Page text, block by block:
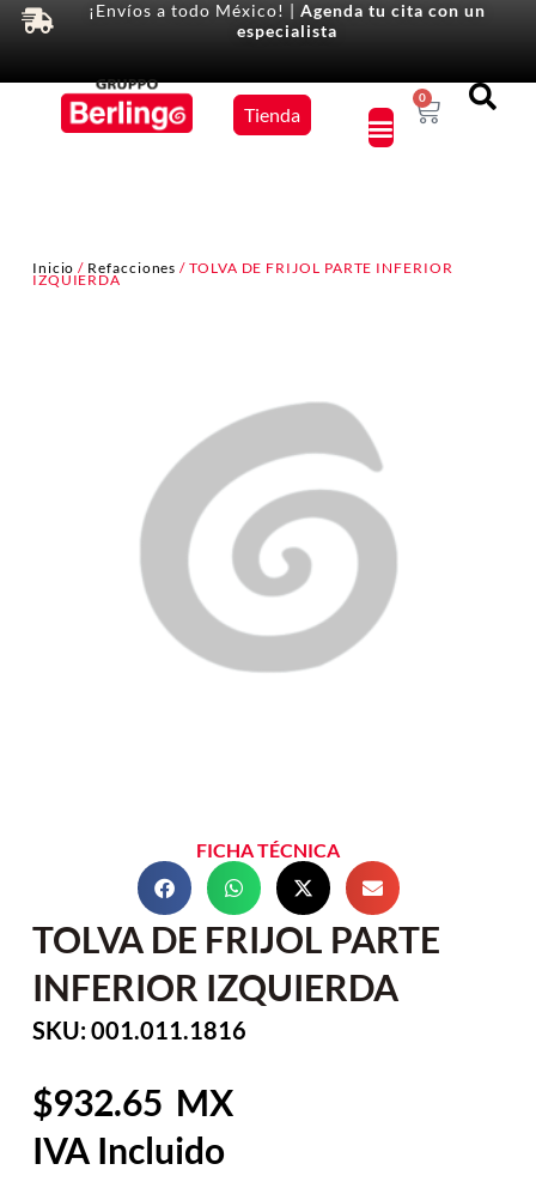
¡Envíos a todo México! | Agenda tu cita con un
especialista
Tienda
0
Inicio / Refacciones / TOLVA DE FRIJOL PARTE INFERIOR
IZQUIERDA
FICHA TÉCNICA
TOLVA DE FRIJOL PARTE
INFERIOR IZQUIERDA
SKU: 001.011.1816
932.65